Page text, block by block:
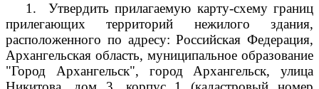
1.
Утвердить прилагаемую карту-схему границ
прилегающих территорий нежилого здания,
расположенного по адресу: Российская Федерация,
Архангельская область, муниципальное образование
"Город Архангельск", город Архангельск, улица